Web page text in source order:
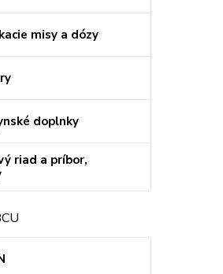
misy a dózy
doplnky
riad a príbor,